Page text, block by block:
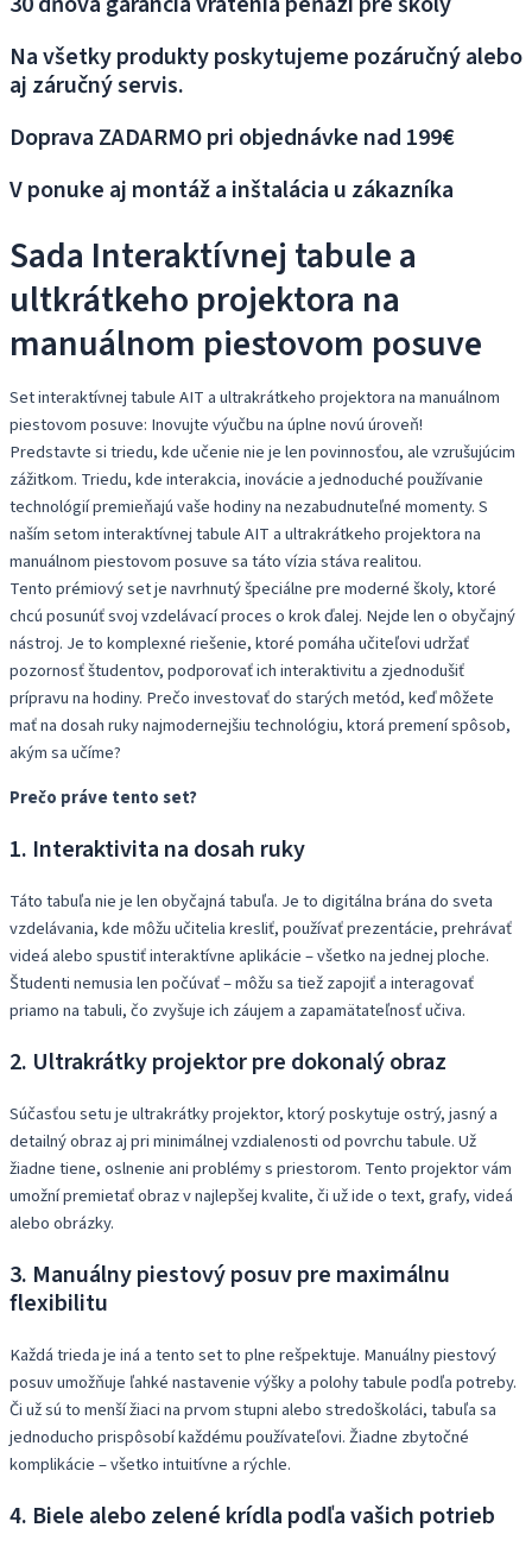
Na všetky produkty poskytujeme pozáručný alebo
aj záručný servis.
Doprava ZADARMO pri objednávke nad 199€
V ponuke aj montáž a inštalácia u zákazníka
Sada Interaktívnej tabule a
ultkrátkeho projektora na
manuálnom piestovom posuve
Set interaktívnej tabule AIT a ultrakrátkeho projektora na manuálnom
piestovom posuve: Inovujte výučbu na úplne novú úroveň!
Predstavte si triedu, kde učenie nie je len povinnosťou, ale vzrušujúcim
zážitkom. Triedu, kde interakcia, inovácie a jednoduché používanie
technológií premieňajú vaše hodiny na nezabudnuteľné momenty. S
naším setom interaktívnej tabule AIT a ultrakrátkeho projektora na
manuálnom piestovom posuve sa táto vízia stáva realitou.
Tento prémiový set je navrhnutý špeciálne pre moderné školy, ktoré
chcú posunúť svoj vzdelávací proces o krok ďalej. Nejde len o obyčajný
nástroj. Je to komplexné riešenie, ktoré pomáha učiteľovi udržať
pozornosť študentov, podporovať ich interaktivitu a zjednodušiť
prípravu na hodiny. Prečo investovať do starých metód, keď môžete
mať na dosah ruky najmodernejšiu technológiu, ktorá premení spôsob,
akým sa učíme?
Prečo práve tento set?
1. Interaktivita na dosah ruky
Táto tabuľa nie je len obyčajná tabuľa. Je to digitálna brána do sveta
vzdelávania, kde môžu učitelia kresliť, používať prezentácie, prehrávať
videá alebo spustiť interaktívne aplikácie – všetko na jednej ploche.
Študenti nemusia len počúvať – môžu sa tiež zapojiť a interagovať
priamo na tabuli, čo zvyšuje ich záujem a zapamätateľnosť učiva.
2. Ultrakrátky projektor pre dokonalý obraz
Súčasťou setu je ultrakrátky projektor, ktorý poskytuje ostrý, jasný a
detailný obraz aj pri minimálnej vzdialenosti od povrchu tabule. Už
žiadne tiene, oslnenie ani problémy s priestorom. Tento projektor vám
umožní premietať obraz v najlepšej kvalite, či už ide o text, grafy, videá
alebo obrázky.
3. Manuálny piestový posuv pre maximálnu
flexibilitu
Každá trieda je iná a tento set to plne rešpektuje. Manuálny piestový
posuv umožňuje ľahké nastavenie výšky a polohy tabule podľa potreby.
Či už sú to menší žiaci na prvom stupni alebo stredoškoláci, tabuľa sa
jednoducho prispôsobí každému používateľovi. Žiadne zbytočné
komplikácie – všetko intuitívne a rýchle.
4. Biele alebo zelené krídla podľa vašich potrieb